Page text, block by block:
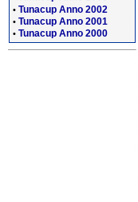
• Tunacup Anno 2002
• Tunacup Anno 2001
• Tunacup Anno 2000